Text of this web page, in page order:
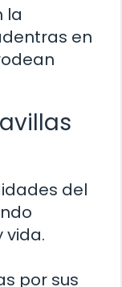
la
en
del
vida.
por sus